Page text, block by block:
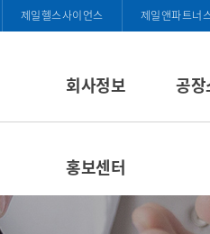
제일헬스사이언스 제일앤파트너
회사정보 공
홍보센터